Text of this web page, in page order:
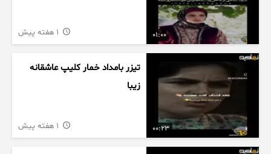
01:00
00:23
تیزر بامداد خمار کلیپ عاشقانه
زیبا